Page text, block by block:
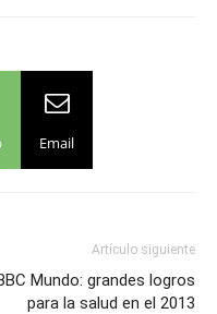
Email
Artículo siguiente
Mundo: grandes logros
para la salud en el 2013